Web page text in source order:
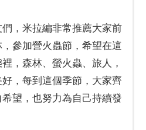
，米拉編非常推薦大家前
參加營火蟲節，希望在這
，森林、螢火蟲、旅人，
，每到這個季節，大家齊
望，也努力為自己持續發